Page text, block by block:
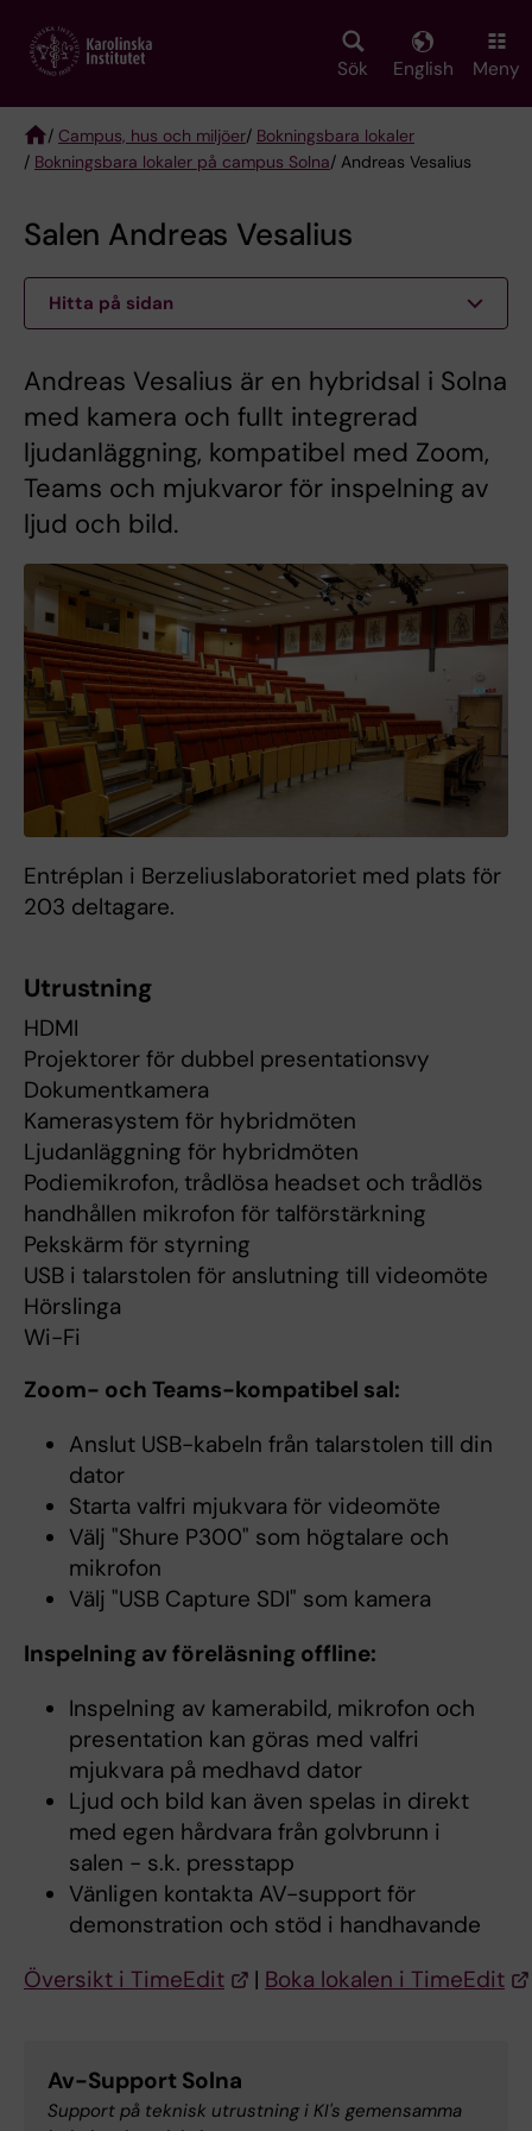
main
Sök English Meny
Breadcrumb
/ Campus, hus och miljöer/ Bokningsbara lokaler
/ Bokningsbara lokaler på campus Solna/ Andreas Vesalius
Salen Andreas Vesalius
Hitta på sidan
Andreas Vesalius är en hybridsal i Solna
med kamera och fullt integrerad
ljudanläggning, kompatibel med Zoom,
Teams och mjukvaror för inspelning av
ljud och bild.
Entréplan i Berzeliuslaboratoriet med plats för
203 deltagare.
Utrustning
HDMI
Projektorer för dubbel presentationsvy
Dokumentkamera
Kamerasystem för hybridmöten
Ljudanläggning för hybridmöten
Podiemikrofon, trådlösa headset och trådlös
handhållen mikrofon för talförstärkning
Pekskärm för styrning
USB i talarstolen för anslutning till videomöte
Hörslinga
Wi-Fi
Zoom- och Teams-kompatibel sal:
Anslut USB-kabeln från talarstolen till din
dator
Starta valfri mjukvara för videomöte
Välj "Shure P300" som högtalare och
mikrofon
Välj "USB Capture SDI" som kamera
Inspelning av föreläsning offline:
Inspelning av kamerabild, mikrofon och
presentation kan göras med valfri
mjukvara på medhavd dator
Ljud och bild kan även spelas in direkt
med egen hårdvara från golvbrunn i
salen - s.k. presstapp
Vänligen kontakta AV-support för
demonstration och stöd i handhavande
Översikt i TimeEdit
| Boka lokalen i TimeEdit
Av-Support Solna
Support på teknisk utrustning i KI's gemensamma